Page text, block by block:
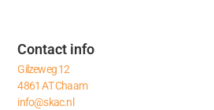
Contact info
Gilzeweg 12
4861 AT Chaam
info@skac.nl